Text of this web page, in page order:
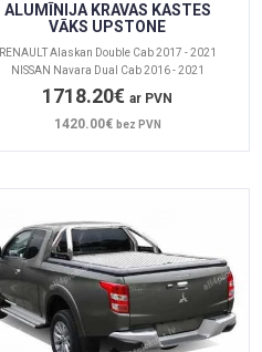
ALUMĪNIJA KRAVAS KASTES
VĀKS UPSTONE
RENAULT Alaskan Double Cab 2017 - 2021
NISSAN Navara Dual Cab 2016 - 2021
1718.20€ar PVN
1420.00€ bez PVN